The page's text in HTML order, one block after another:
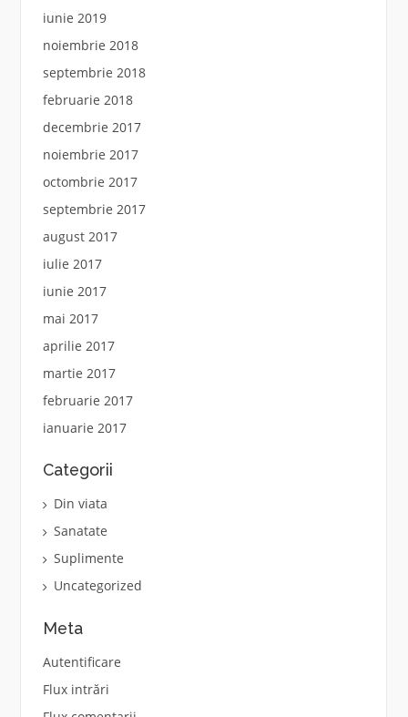
iunie 2019
noiembrie 2018
septembrie 2018
februarie 2018
decembrie 2017
noiembrie 2017
octombrie 2017
septembrie 2017
august 2017
iulie 2017
iunie 2017
mai 2017
aprilie 2017
martie 2017
februarie 2017
ianuarie 2017
Categorii
Din viata
Sanatate
Suplimente
Uncategorized
Meta
Autentificare
Flux intrări